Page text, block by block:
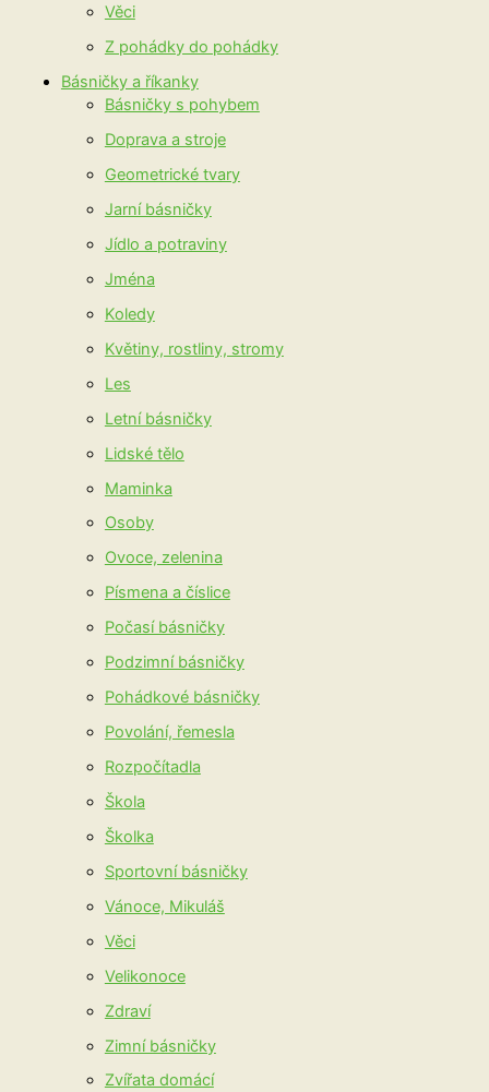
Věci
Z pohádky do pohádky
Básničky a říkanky
Básničky s pohybem
Doprava a stroje
Geometrické tvary
Jarní básničky
Jídlo a potraviny
Jména
Koledy
Květiny, rostliny, stromy
Les
Letní básničky
Lidské tělo
Maminka
Osoby
Ovoce, zelenina
Písmena a číslice
Počasí básničky
Podzimní básničky
Pohádkové básničky
Povolání, řemesla
Rozpočítadla
Škola
Školka
Sportovní básničky
Vánoce, Mikuláš
Věci
Velikonoce
Zdraví
Zimní básničky
Zvířata domácí